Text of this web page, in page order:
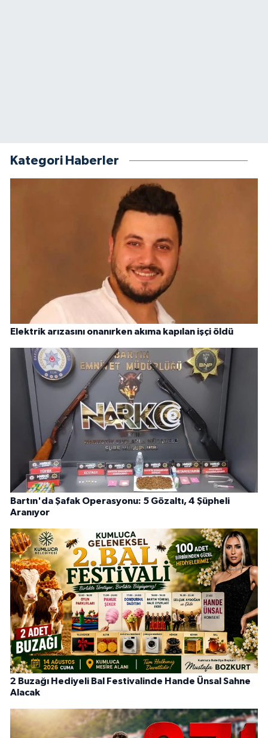
Kategori Haberler
Elektrik arızasını onanırken akıma kapılan işçi öldü
Bartın'da Şafak Operasyonu: 5 Gözaltı, 4 Şüpheli
Aranıyor
2 Buzağı Hediyeli Bal Festivalinde Hande Ünsal Sahne
Alacak